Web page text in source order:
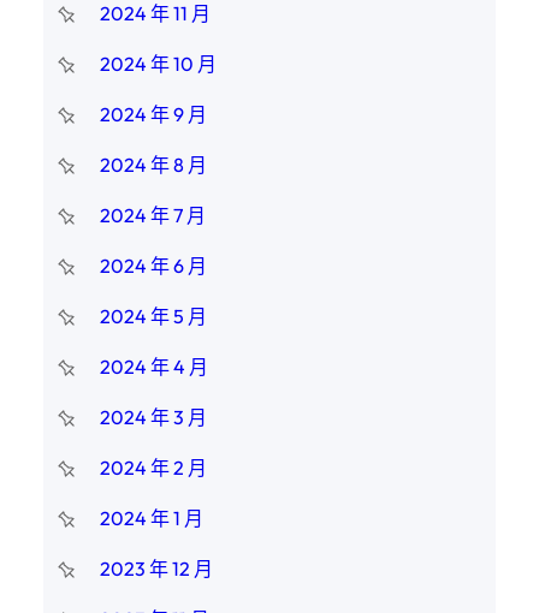
2024 年 11 月
2024 年 10 月
2024 年 9 月
2024 年 8 月
2024 年 7 月
2024 年 6 月
2024 年 5 月
2024 年 4 月
2024 年 3 月
2024 年 2 月
2024 年 1 月
2023 年 12 月